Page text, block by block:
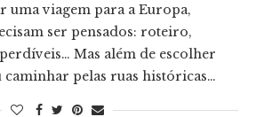
uma viagem para a Europa,
ser pensados: roteiro,
Mas além de escolher
pelas ruas históricas…